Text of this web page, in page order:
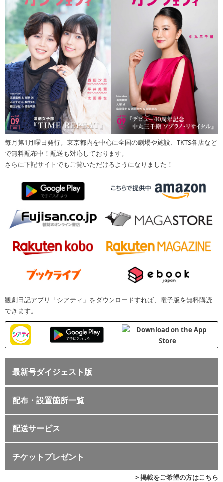
毎月第1月曜日発行。東京都内を中心に全国の劇場や施設、TKTS各店など
で無料配布中！配送も対応しております。
さらに下記サイトでもご覧いただけるようになりました！
観劇日記アプリ「シアティ」をダウンロードすれば、電子版を無料購読
できます。
最新号ダイジェスト版
配布・設置箇所一覧
配送サービス
チケットプレゼント
> 掲載をご希望の方はこちら